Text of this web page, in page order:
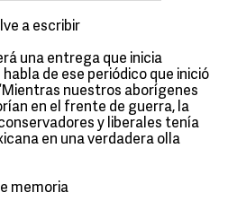
a escribir
una entrega que inicia
de ese periódico que inició
nuestros aborígenes
en el frente de guerra, la
y liberales tenía
en una verdadera olla
memoria